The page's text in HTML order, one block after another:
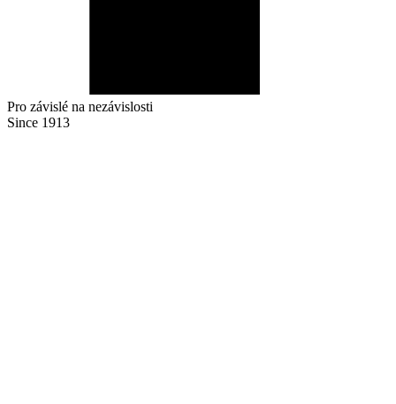
Pro závislé na nezávislosti
Since 1913